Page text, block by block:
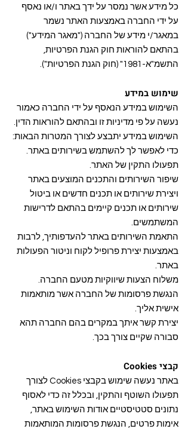
כל מידע אשר נמסר על ידך באתר ו/או נאסף
על ידי החברה באמצעות האתר נשמר
במאגר/י מידע של החברה ("מאגר המידע")
בהתאם להוראות חוק הגנת הפרטיות,
התשמ"א-1981" (חוק הגנת הפרטיות").
שימוש במידע
השימוש במידע הנאסף על ידי החברה כאמור
נעשה על פי מדיניות זו ובהתאם להוראות הדין.
השימוש במידע יתבצע לצורך המטרות הבאות:
כדי לאפשר לך להשתמש בשירותים באתר.
תפעולו התקין של האתר.
שיפור השירותים והתכנים המוצעים באתר
ויצירת שירותים או תכנים חדשים או ביטול
שירותים או תכנים קיימים בהתאם לדרישות
המשתמשים.
התאמת השירותים באתר להעדפותיך, לרבות
באמצעות יצירת פרופיל לקוח וניטור הפעולות
באתר.
משלוח הצעות שיווקיות מטעם החברה.
הנגשת פרסומות של החברה אשר מותאמות
אישית אליך.
יצירת קשר איתך במקרים בהם החברה תהא
סבורה שקיים צורך בכך.
קבצי Cookies
באתר נעשה שימוש בקבצי Cookies לצורך
תפעולו השוטף והתקין, ובכלל זה כדי לאסוף
נתונים סטטיסטיים אודות השימוש באתר,
אימות פרטים, הנגשת פרסומות המותאמות